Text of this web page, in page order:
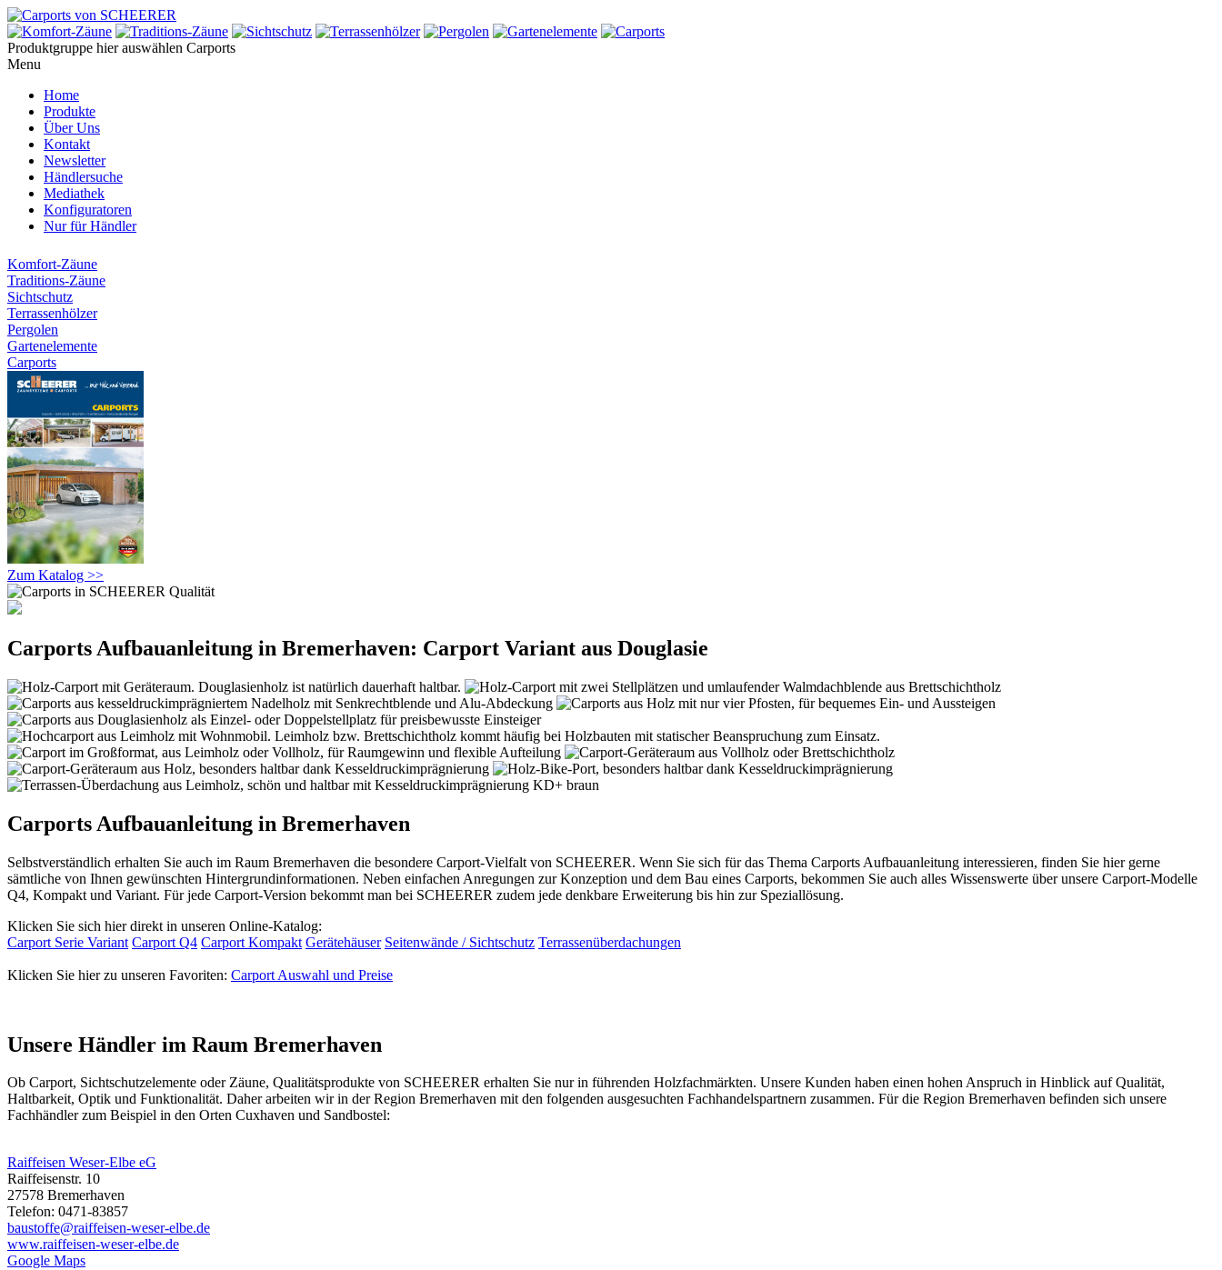
Produktgruppe hier auswählen Carports
Menu
Home
Produkte
Über Uns
Kontakt
Newsletter
Händlersuche
Mediathek
Konfiguratoren
Nur für Händler
Komfort-Zäune
Traditions-Zäune
Sichtschutz
Terrassenhölzer
Pergolen
Gartenelemente
Carports
Zum Katalog >>
Carports Aufbauanleitung in Bremerhaven: Carport Variant aus Douglasie
Carports Aufbauanleitung in Bremerhaven
Selbstverständlich erhalten Sie auch im Raum Bremerhaven die besondere Carport-Vielfalt von SCHEERER. Wenn Sie sich für das Thema Carports Aufbauanleitung interessieren, finden Sie hier gerne
sämtliche von Ihnen gewünschten Hintergrundinformationen. Neben einfachen Anregungen zur Konzeption und dem Bau eines Carports, bekommen Sie auch alles Wissenswerte über unsere Carport-Modelle
Q4, Kompakt und Variant. Für jede Carport-Version bekommt man bei SCHEERER zudem jede denkbare Erweiterung bis hin zur Speziallösung.
Klicken Sie sich hier direkt in unseren Online-Katalog:
Carport Serie Variant Carport Q4 Carport Kompakt Gerätehäuser Seitenwände / Sichtschutz Terrassenüberdachungen
Klicken Sie hier zu unseren Favoriten: Carport Auswahl und Preise
Unsere Händler im Raum Bremerhaven
Ob Carport, Sichtschutzelemente oderZäune, Qualitätsprodukte von SCHEERER erhalten Sie nur in führenden Holzfachmärkten. Unsere Kunden haben einen hohen Anspruch in Hinblick auf Qualität,
Haltbarkeit, Optik und Funktionalität. Daher arbeiten wir in der Region Bremerhaven mit den folgenden ausgesuchten Fachhandelspartnern zusammen. Für die Region Bremerhaven befinden sich unsere
Fachhändler zum Beispiel in den Orten Cuxhaven und Sandbostel:
Raiffeisen Weser-Elbe eG
Raiffeisenstr. 10
27578 Bremerhaven
Telefon: 0471-83857
baustoffe@raiffeisen-weser-elbe.de
www.raiffeisen-weser-elbe.de
Google Maps